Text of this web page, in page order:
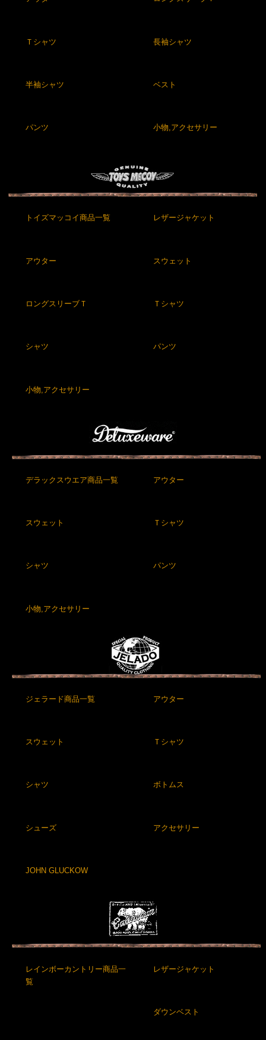
Ｔシャツ 長袖シャツ
半袖シャツ ベスト
パンツ 小物,アクセサリー
トイズマッコイ商品一覧 レザージャケット
アウター スウェット
ロングスリーブＴ Ｔシャツ
シャツ パンツ
小物,アクセサリー
デラックスウエア商品一覧 アウター
スウェット Ｔシャツ
シャツ パンツ
小物,アクセサリー
ジェラード商品一覧 アウター
スウェット Ｔシャツ
シャツ ボトムス
シューズ アクセサリー
JOHN GLUCKOW
レインボーカントリー商品一
覧
レザージャケット
ダウンベスト